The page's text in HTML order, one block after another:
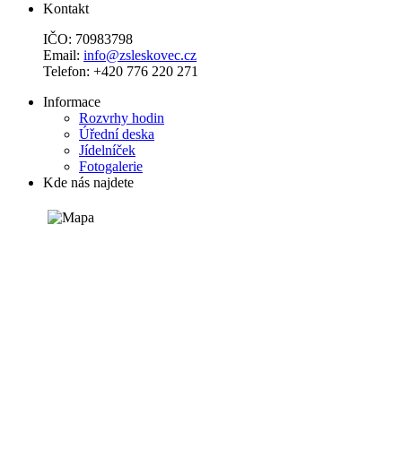
Kontakt
IČO: 70983798
Email: info@zsleskovec.cz
Telefon: +420 776 220 271
Informace
Rozvrhy hodin
Úřední deska
Jídelníček
Fotogalerie
Kde nás najdete